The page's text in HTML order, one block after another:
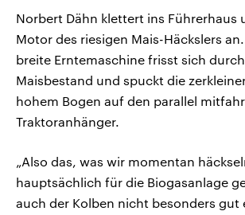
Norbert Dähn klettert ins Führerhaus
Motor des riesigen Mais-Häckslers
breite Erntemaschine frisst sich
Maisbestand und spuckt die
hohem Bogen auf den parallel
Traktoranhänger.
„Also das, was wir momentan
hauptsächlich für die Biogasanlage
auch der Kolben nicht besonders gut